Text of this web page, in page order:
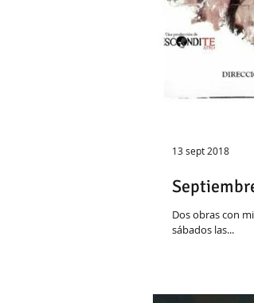
Dos obras con
sábados las...
13 sept 2018